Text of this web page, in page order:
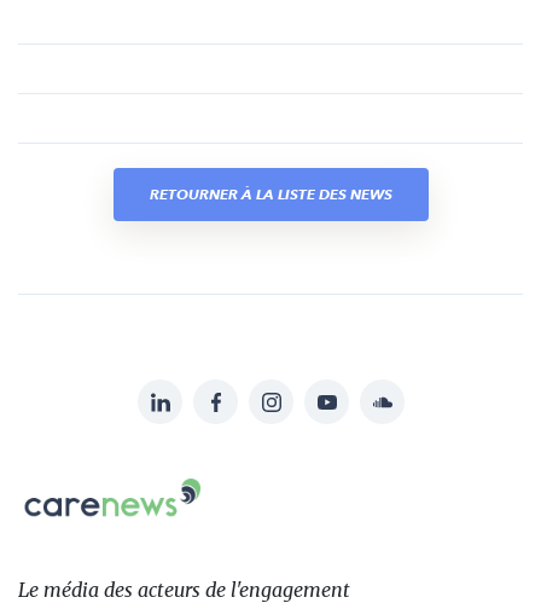
RETOURNER À LA LISTE DES NEWS
sur:
LinkedInFacebookInstagramYouTubeSoundcloud
Le
des
Le média des acteurs de l'engagement